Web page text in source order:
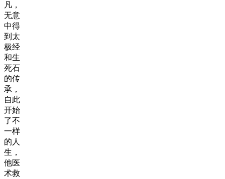
凡，
无意
中得
到太
极经
和生
死石
的传
承，
自此
开始
了不
一样
的人
生，
他医
术救